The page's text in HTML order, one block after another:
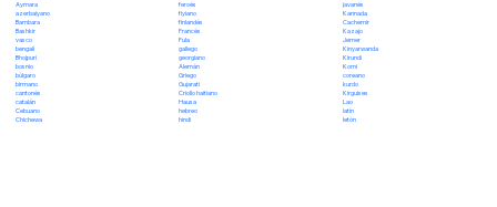
Aymara
azerbaiyano
Bambara
Bashkir
vasco
bengalí
Bhojpuri
bosnio
búlgaro
birmano
cantonés
catalán
Cebuano
Chichewa
feroés
fiyiano
finlandés
Francés
Fula
gallego
georgiano
Alemán
Griego
Gujarati
Criollo haitiano
Hausa
hebreo
hindi
javanés
Kannada
Cachemir
Kazajo
Jemer
Kinyarwanda
Kirundi
Komi
coreano
kurdo
Kirguises
Lao
latín
letón